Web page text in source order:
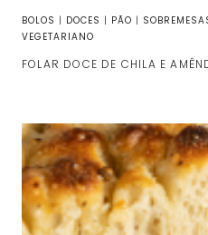
BOLOS | DOCES | PÃO |
VEGETARIANO
FOLAR DOCE DE CHILA E